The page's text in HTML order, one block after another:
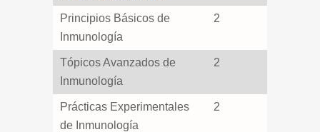
Principios Básicos de
Inmunología
2
Tópicos Avanzados de
Inmunología
2
Prácticas Experimentales
de Inmunología
2